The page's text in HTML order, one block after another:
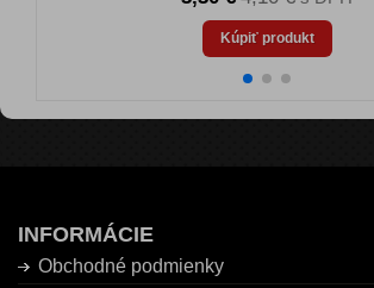
Kúpiť produkt
INFORMÁCIE
Obchodné podmienky